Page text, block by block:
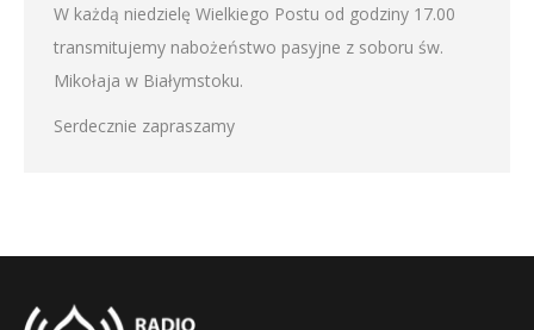
W każdą niedzielę Wielkiego Postu od godziny 17.00
transmitujemy nabożeństwo pasyjne z soboru św.
Mikołaja w Białymstoku.
Serdecznie zapraszamy